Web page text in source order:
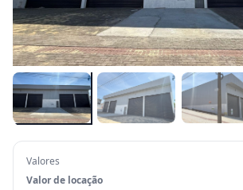
Valores
Valor de locação